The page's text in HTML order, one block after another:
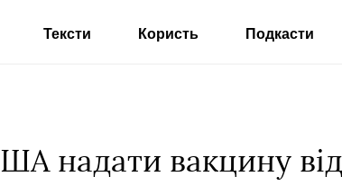
Тексти Користь Подкасти
надати вакцину